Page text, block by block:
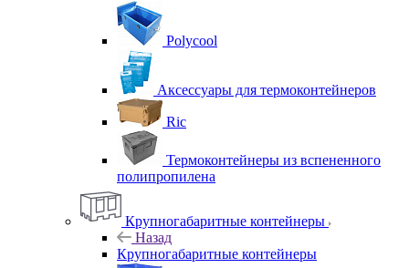
Polycool
Аксессуары для термоконтейнеров
Ric
Термоконтейнеры из вспененного
полипропилена
Крупногабаритные контейнеры
Назад
Крупногабаритные контейнеры